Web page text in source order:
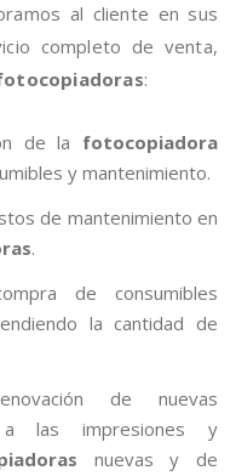
al cliente en sus
completo de venta,
:
de la fotocopiadora
y mantenimiento.
de mantenimiento en
.
de consumibles
la cantidad de
de nuevas
las impresiones y
nuevas y de